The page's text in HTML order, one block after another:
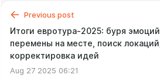
Previous post
Итоги евротура-2025: буря эмоций,
перемены на месте, поиск локаций,
корректировка идей
Aug 27 2025 06:21